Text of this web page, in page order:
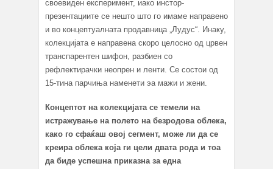
своевиден експеримент, иако инстор-
презентациите се нешто што го имаме направено
и во концептуалната продавница „Лудус“. Инаку,
колекцијата е направена скоро целосно од црвен
транспарентен шифон, разбиен со
рефлектирачки неопрен и ленти. Се состои од
15-тина парчиња наменети эа мажи и жени.
Концептот на колекцијата се темели на
истражување на полето на безродова облека,
како го сфаќаш овој сегмент, може ли да се
креира облека која ги цели двата рода и тоа
да биде успешна приказна за една